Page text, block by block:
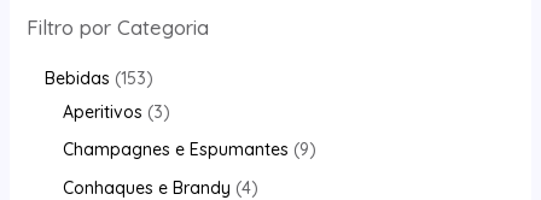
Filtro por Categoria
Bebidas 153
Aperitivos 3
Champagnes e Espumantes 9
Conhaques e Brandy 4